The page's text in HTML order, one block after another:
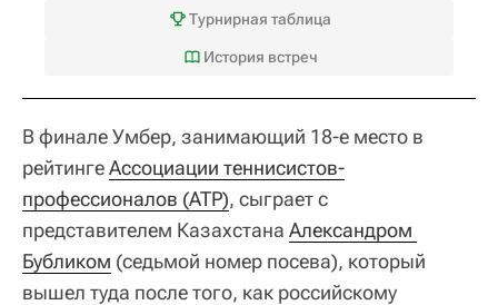
Турнирная таблица
История встреч
В финале Умбер, занимающий 18-е место в
рейтингеАссоциации теннисистов-
профессионалов (ATP), сыграет с
представителем Казахстана Александром
Бубликом (седьмой номер посева), который
вышел туда после того, как российскому